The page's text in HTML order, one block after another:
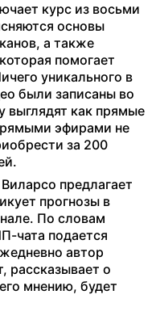
курс из восьми
основы
а также
помогает
уникального в
были записаны во
выглядят как прямые
эфирами не
за 200
предлагает
прогнозы в
По словам
чата подается
автор
рассказывает о
мнению, будет